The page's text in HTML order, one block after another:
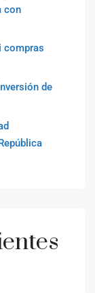
con
compras
de